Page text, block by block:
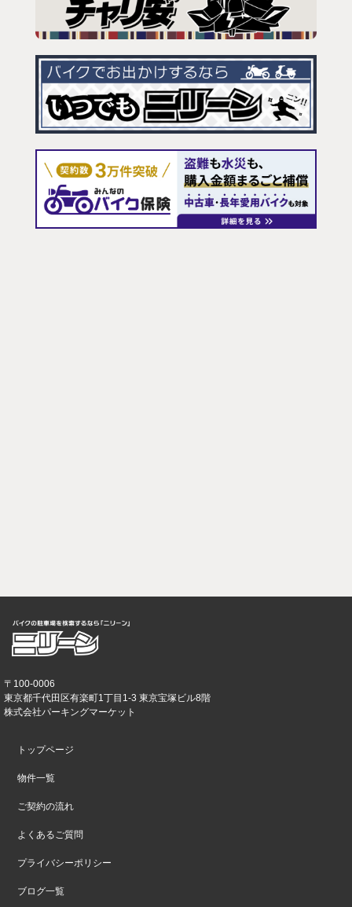
〒100-0006
東京都千代田区有楽町1丁目1-3 東京宝塚ビル8階
株式会社パーキングマーケット
トップページ
物件一覧
ご契約の流れ
よくあるご質問
プライバシーポリシー
ブログ一覧